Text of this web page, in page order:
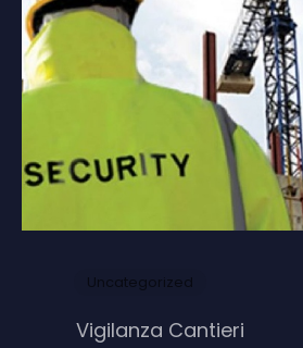
Uncategorized
Vigilanza Cantieri